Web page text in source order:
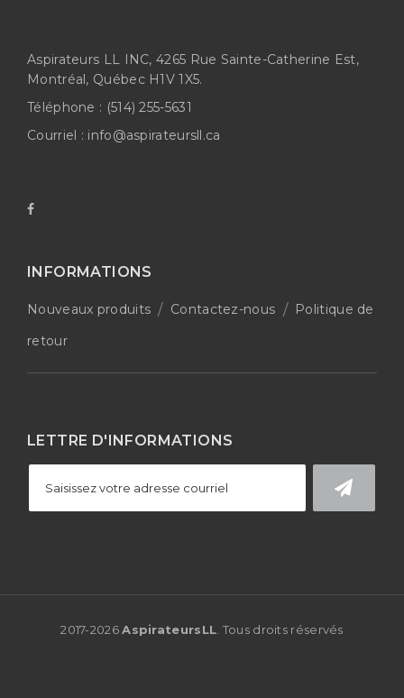
Aspirateurs LL INC, 4265 Rue Sainte-Catherine Est,
Montréal, Québec H1V 1X5.
Téléphone : (514) 255-5631
Courriel : info@aspirateursll.ca
INFORMATIONS
Nouveaux produits Contactez-nous
Politique de
retour
LETTRE D'INFORMATIONS
2017-2026 AspirateursLL . Tous droits réservés